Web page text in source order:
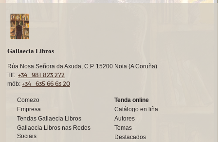
Gallaecia Libros
Rúa Nosa Señora da Axuda, C.P. 15200 Noia (A Coruña)
Tlf: +34 981 823 272
mób: +34 635 66 63 20
Comezo
Empresa
Tendas Gallaecia Libros
Gallaecia Libros nas Redes
Sociais
Tenda online
Catálogo en liña
Autores
Temas
Destacados